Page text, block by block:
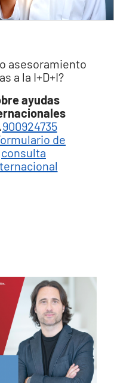
asesoramiento
a la I+D+I?
ayudas
900924735
de
consulta